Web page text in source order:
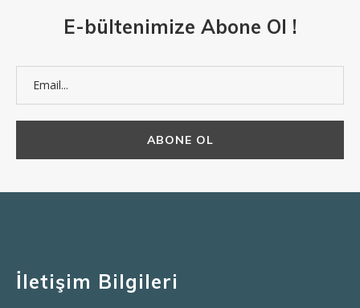
E-bültenimize Abone Ol !
İletişim Bilgileri